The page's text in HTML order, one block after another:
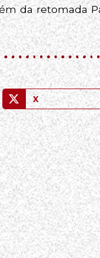
da retomada
X